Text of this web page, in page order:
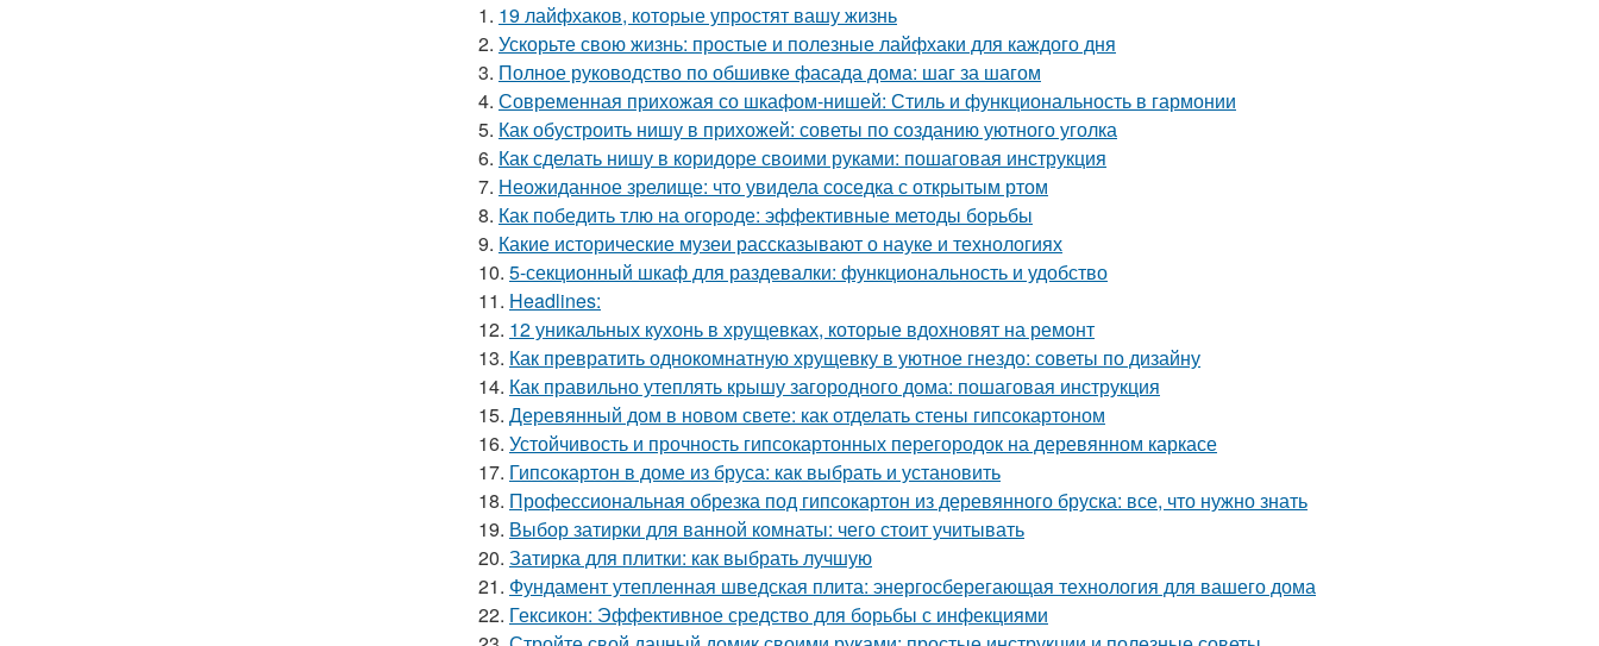
1. 19 лайфхаков, которые упростят вашу жизнь
2. Ускорьте свою жизнь: простые и полезные лайфхаки для каждого дня
3. Полное руководство по обшивке фасада дома: шаг за шагом
4. Современная прихожая со шкафом-нишей: Стиль и функциональность в гармонии
5. Как обустроить нишу в прихожей: советы по созданию уютного уголка
6. Как сделать нишу в коридоре своими руками: пошаговая инструкция
7. Неожиданное зрелище: что увидела соседка с открытым ртом
8. Как победить тлю на огороде: эффективные методы борьбы
9. Какие исторические музеи рассказывают о науке и технологиях
10. 5-секционный шкаф для раздевалки: функциональность и удобство
11. Headlines:
12. 12 уникальных кухонь в хрущевках, которые вдохновят на ремонт
13. Как превратить однокомнатную хрущевку в уютное гнездо: советы по дизайну
14. Как правильно утеплять крышу загородного дома: пошаговая инструкция
15. Деревянный дом в новом свете: как отделать стены гипсокартоном
16. Устойчивость и прочность гипсокартонных перегородок на деревянном каркасе
17. Гипсокартон в доме из бруса: как выбрать и установить
18. Профессиональная обрезка под гипсокартон из деревянного бруска: все, что нужно знать
19. Выбор затирки для ванной комнаты: чего стоит учитывать
20. Затирка для плитки: как выбрать лучшую
21. Фундамент утепленная шведская плита: энергосберегающая технология для вашего дома
22. Гексикон: Эффективное средство для борьбы с инфекциями